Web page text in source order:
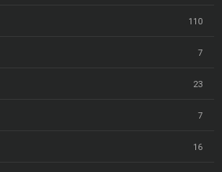
110
7
23
7
16